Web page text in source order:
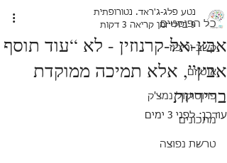
כל הפוסטים
קשב וריכוז
אוטיזם
פרוטוקול נמצ'ק
מתכונים
טרשת נפוצה
אבץ-אל-קרנוזין - לא “עוד תוסף
אבץ”, אלא תמיכה ממוקדת
בריריות
נטע פלג-ג'ראד. נטורופתית
9 ביולי
זמן קריאה 3 דקות
עודכן:לפני 3 ימים